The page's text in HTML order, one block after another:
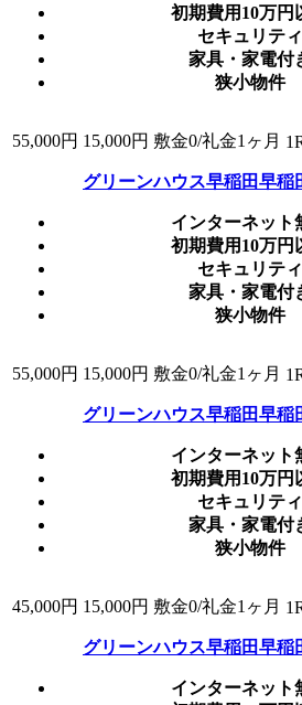
初期費用10万円
セキュリティ
家具・家電付
狭小物件
55,000円 15,000円 敷金0/礼金1ヶ月
グリーンハウス早稲田早稲
インターネット
初期費用10万円
セキュリティ
家具・家電付
狭小物件
55,000円 15,000円 敷金0/礼金1ヶ月
グリーンハウス早稲田早稲
インターネット
初期費用10万円
セキュリティ
家具・家電付
狭小物件
45,000円 15,000円 敷金0/礼金1ヶ月
グリーンハウス早稲田早稲
インターネット